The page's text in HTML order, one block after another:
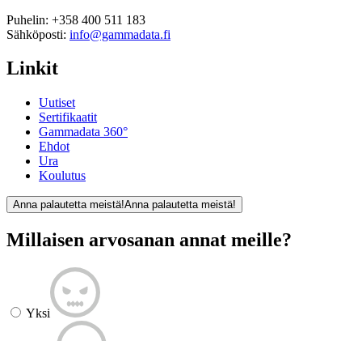
Puhelin: +358 400 511 183
Sähköposti: info@gammadata.fi
Linkit
Uutiset
Sertifikaatit
Gammadata 360°
Ehdot
Ura
Koulutus
Anna palautetta meistä!Anna palautetta meistä!
Millaisen arvosanan annat meille?
Yksi